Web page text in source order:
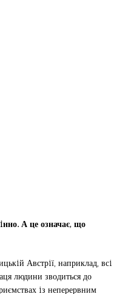
А це означає, що
Австрiї, наприклад, всi
людини зводиться до
iз неперервним